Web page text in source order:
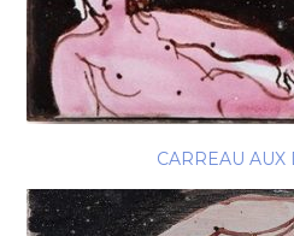
CARREAU AUX